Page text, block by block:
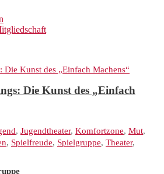
Die Kunst des „Einfach
, Jugendtheater, Komfortzone, Mut,
, Spielfreude, Spielgruppe, Theater,